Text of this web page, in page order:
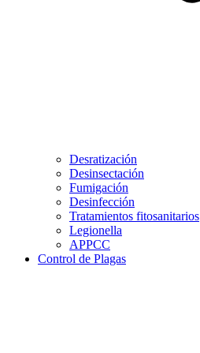
Desratización
Desinsectación
Fumigación
Desinfección
Tratamientos fitosanitarios
Legionella
APPCC
Control de Plagas